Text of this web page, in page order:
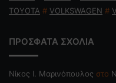
TOYOTA # VOLKSWAGEN #
ΠΡΟΣΦΑΤΑ ΣΧΟΛΙΑ
Nίκος Ι. Mαρινόπουλος στο